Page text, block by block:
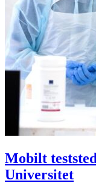
Mobilt
Universitet